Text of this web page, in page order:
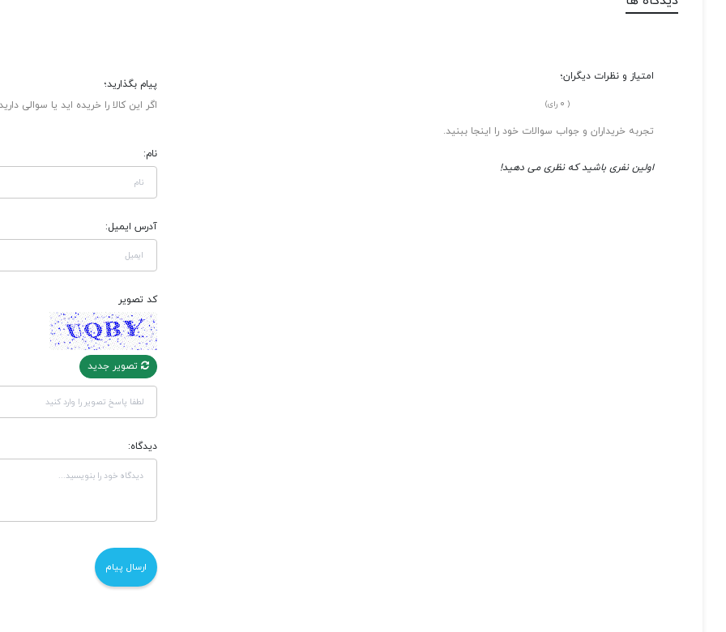
امتیاز و نظرات دیگران؛
(
0 رای)
تجربه خریداران و جواب سوالات خود را اینجا ببنید.
اولین نفری باشید که نظری می دهید!
پیام بگذارید؛
اگر این کالا را خریده اید یا سوالی
نام:
آدرس ایمیل:
کد تصویر
تصویر جدید
دیدگاه: